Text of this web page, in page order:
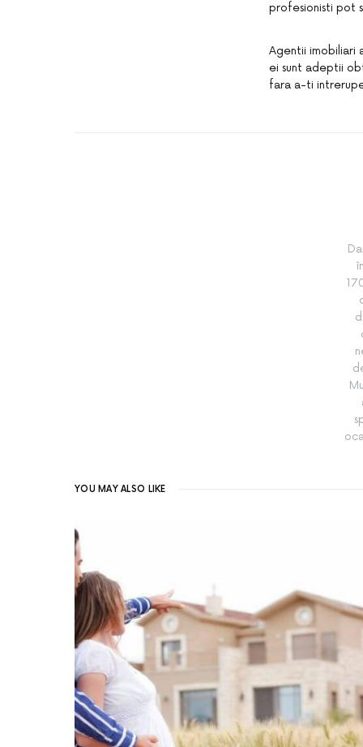
profesionisti pot
Agentii imobiliari
ei sunt adeptii
fara a-ti
YOU MAY ALSO LIKE